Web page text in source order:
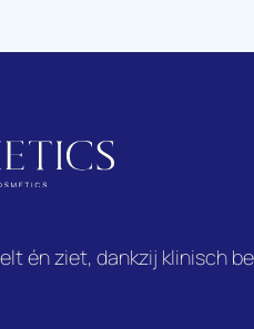
én ziet, dankzij klinisch